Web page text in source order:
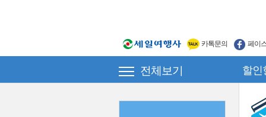
카톡문의 페이
전체보기 할인